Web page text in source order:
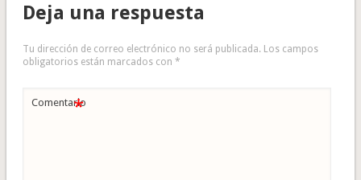
Deja una respuesta
Tu dirección de correo electrónico no será publicada. Los campos
obligatorios están marcados con *
Comentario
*